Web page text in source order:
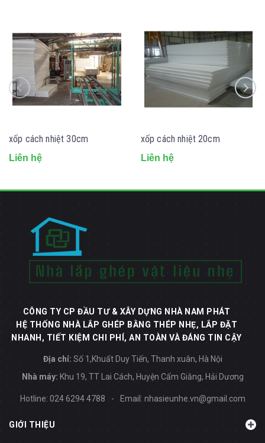
xốp cách nhiệt 30cm
Liên hệ
xốp cách nhiệt 20cm
Liên hệ
CÔNG TY CP ĐẦU TƯ & XÂY DỰNG NHÀ NAM PHÁT
HỆ THỐNG NHÀ LẮP GHÉP BẰNG THÉP NHẸ, LẮP ĐẶT
NHANH, TIẾT KIỆM CHI PHÍ, AN TOÀN VÀ ĐÁNG TIN CẬY
Địa chỉ: Số 1,Khuất Duy Tiến, Thanh xuân, Hà Nội
Nhà máy: Khu 19, TT Lai Cách, Huyện Cẩm Giằng, Hải Dương
Hotline: 024 6294 4788 - Email: nhasieunhe.vn@gmail.com
GIỚI THIỆU